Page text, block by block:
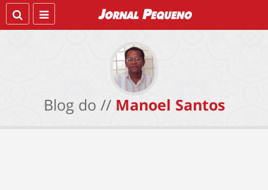
Blog do // Manoel Santos